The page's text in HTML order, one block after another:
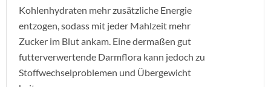
Kohlenhydraten mehr zusätzliche Energie
entzogen, sodass mit jeder Mahlzeit mehr
Zucker im Blut ankam. Eine dermaßen gut
futterverwertende Darmflora kann jedoch zu
Stoffwechselproblemen und Übergewicht